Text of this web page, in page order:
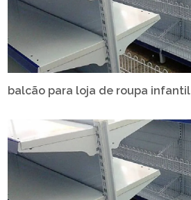
balcão para loja de roupa infantil